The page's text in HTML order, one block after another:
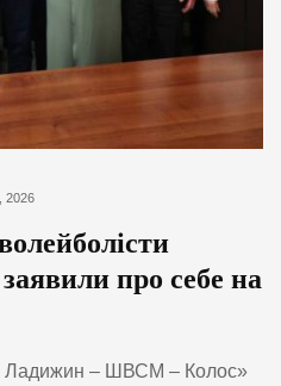
2026
про себе на
Ладижин – ШВСМ – Колос»